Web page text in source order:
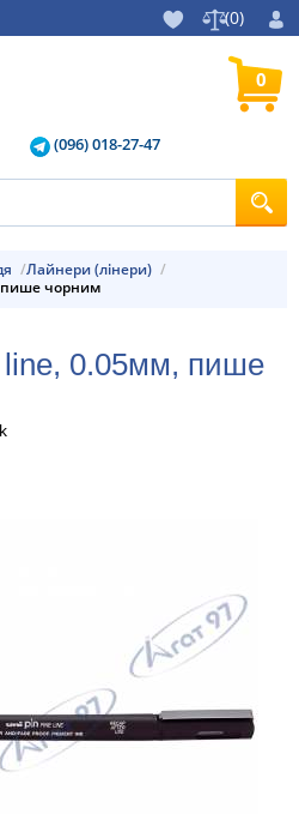
(0)
(096) 018-27-47
0
Лайнери (лінери)
пише чорним